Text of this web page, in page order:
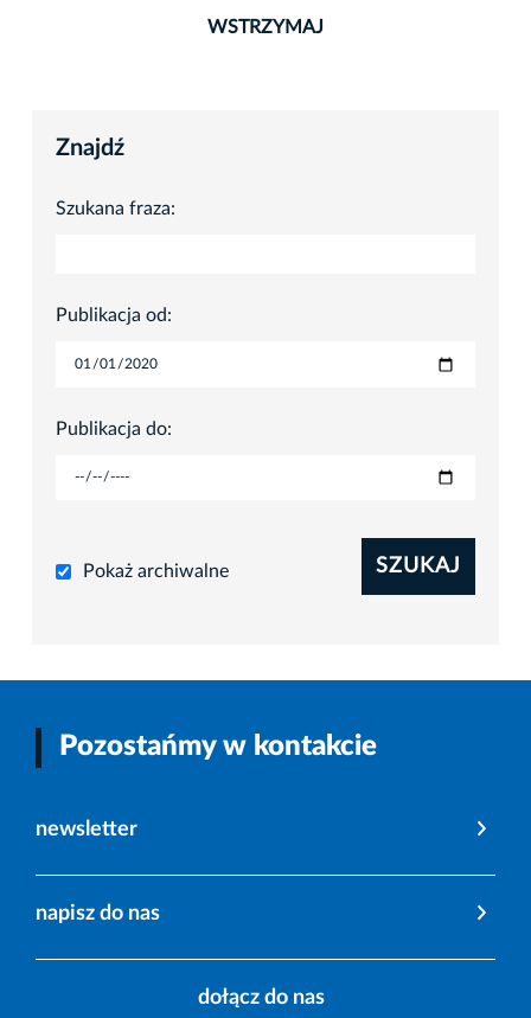
WSTRZYMAJ
Znajdź
Szukana fraza:
Publikacja od:
Publikacja do:
Pokaż archiwalne SZUKAJ
Pozostańmy w kontakcie
newsletter
napisz do nas
dołącz do nas